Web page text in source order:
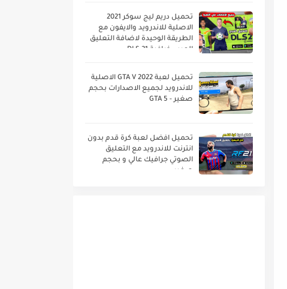
تحميل دريم ليج سوكر 2021
الاصلية للاندرويد والايفون مع
الطريقة الوحيدة لاضافة التعليق
العربي خرافية DLS 21
تحميل لعبة GTA V 2022 الاصلية
للاندرويد لجميع الاصدارات بحجم
صغير - GTA 5
تحميل افضل لعبة كرة قدم بدون
انترنت للاندرويد مع التعليق
الصوتي جرافيك عالي و بحجم
صغير